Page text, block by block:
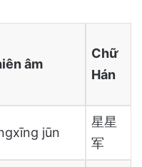
âm
Chữ
Hán
jūn
星星
军